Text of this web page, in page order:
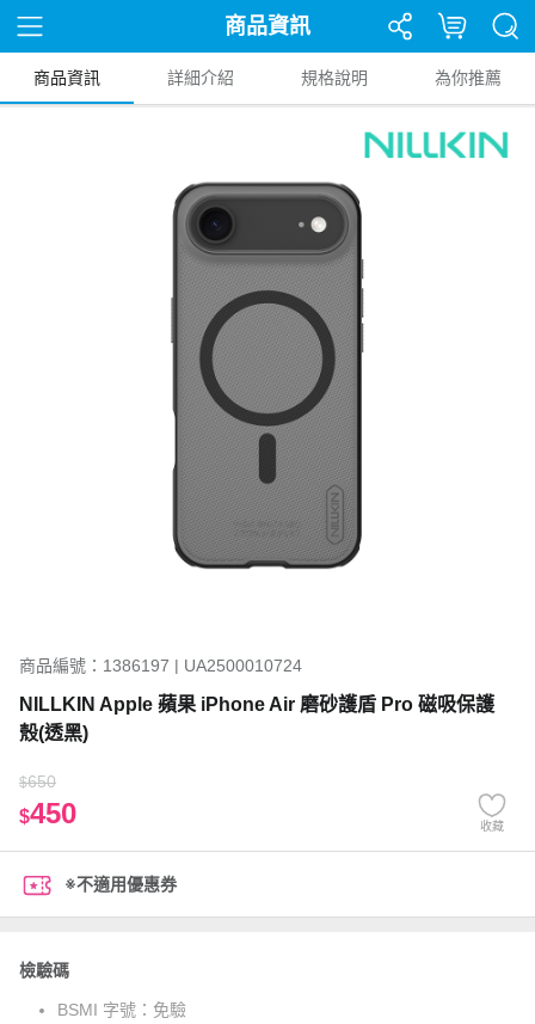
商品資訊
商品資訊 詳細介紹 規格說明 為你推薦
商品編號：1386197 | UA2500010724
NILLKIN Apple 蘋果 iPhone Air 磨砂護盾 Pro 磁吸保護
殼(透黑)
$650
$450 收藏
※不適用優惠券
檢驗碼
BSMI 字號： 免驗